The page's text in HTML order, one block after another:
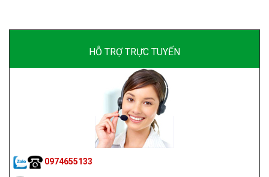
HỖ TRỢ TRỰC TUYẾN
0974655133